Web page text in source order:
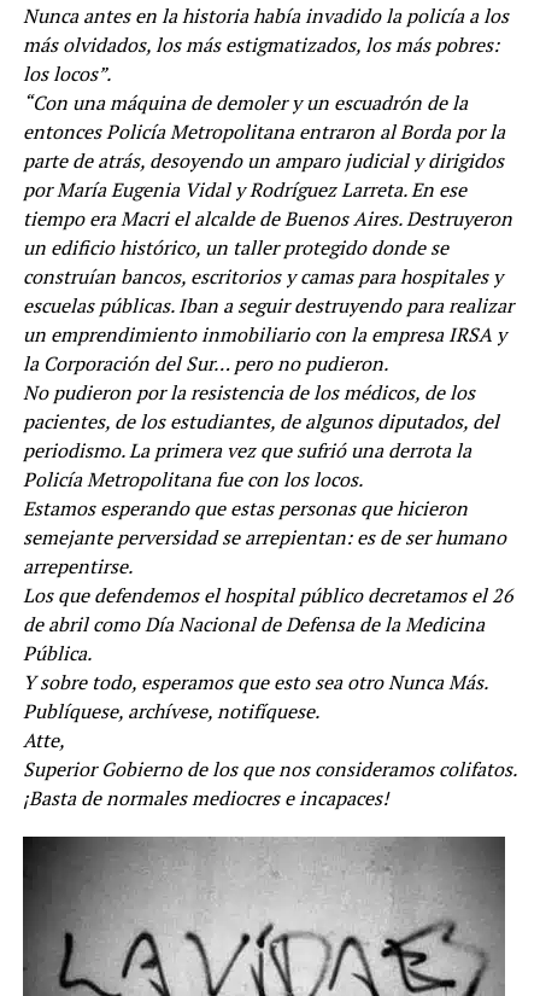
Nunca antes en la historia había invadido la policía a los
más olvidados, los más estigmatizados, los más pobres:
los locos”.
“Con una máquina de demoler y un escuadrón de la
entonces Policía Metropolitana entraron al Borda por la
parte de atrás, desoyendo un amparo judicial y dirigidos
por María Eugenia Vidal y Rodríguez Larreta. En ese
tiempo era Macri el alcalde de Buenos Aires. Destruyeron
un edificio histórico, un taller protegido donde se
construían bancos, escritorios y camas para hospitales y
escuelas públicas. Iban a seguir destruyendo para realizar
un emprendimiento inmobiliario con la empresa IRSA y
la Corporación del Sur… pero no pudieron.
No pudieron por la resistencia de los médicos, de los
pacientes, de los estudiantes, de algunos diputados, del
periodismo. La primera vez que sufrió una derrota la
Policía Metropolitana fue con los locos.
Estamos esperando que estas personas que hicieron
semejante perversidad se arrepientan: es de ser humano
arrepentirse.
Los que defendemos el hospital público decretamos el 26
de abril como Día Nacional de Defensa de la Medicina
Pública.
Y sobre todo, esperamos que esto sea otro Nunca Más.
Publíquese, archívese, notifíquese.
Atte,
Superior Gobierno de los que nos consideramos colifatos.
¡Basta de normales mediocres e incapaces!